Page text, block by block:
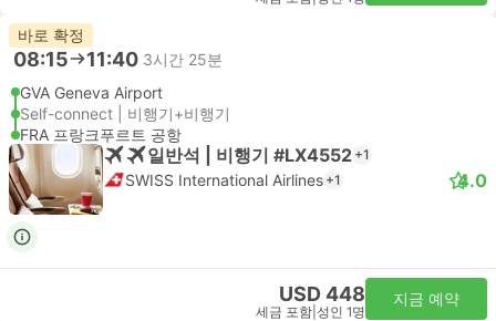
바로 확정
08:15 11:40 3시간 25분
GVA Geneva Airport
Self-connect | 비행기+비행기
FRA 프랑크푸르트 공항
일반석 | 비행기 #LX4552 +1
SWISS International Airlines +1 4.0
USD 448
세금 포함 성인 1명
지금 예약